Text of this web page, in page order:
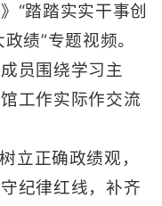
“踏踏实实干事创
绩”专题视频。
员围绕学习主
工作实际作交流
立正确政绩观，
纪律红线，补齐